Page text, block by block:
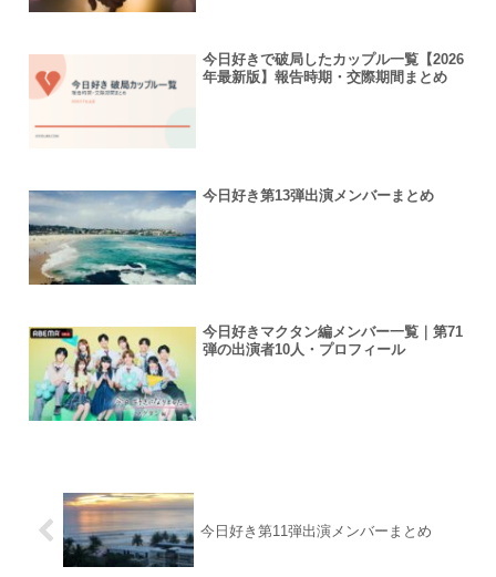
今日好きで破局したカップル一覧【2026
年最新版】報告時期・交際期間まとめ
今日好き第13弾出演メンバーまとめ
今日好きマクタン編メンバー一覧｜第71
弾の出演者10人・プロフィール
今日好き第11弾出演メンバーまとめ